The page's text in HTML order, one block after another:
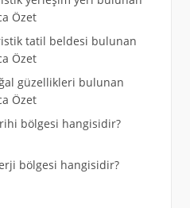
Özet
tatil beldesi bulunan
Özet
güzellikleri bulunan
Özet
bölgesi hangisidir?
bölgesi hangisidir?